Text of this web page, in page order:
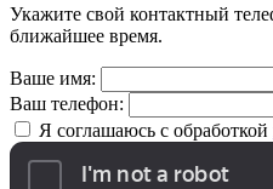
Укажите свой контактный
ближайшее время.
Ваше имя:
Ваш телефон:
Я соглашаюсь с обработкой